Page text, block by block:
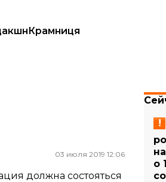
Крамниця
03 июля 2019 12:06
должна состояться
о